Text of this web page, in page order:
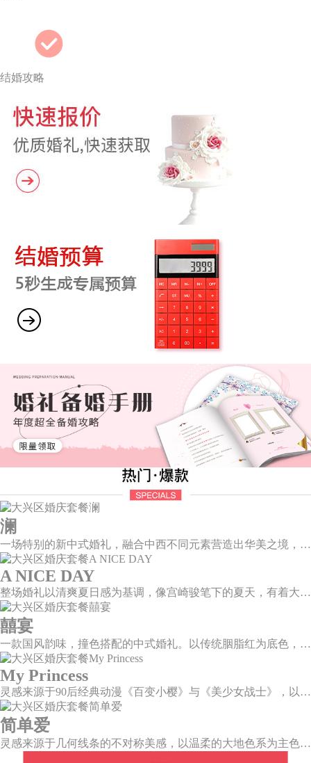
结婚攻略
澜
一场特别的新中式婚礼，融合中西不同元素营造出华美之境，有庄严浪漫的西式证婚，也有含蓄深情的中式感恩，从古典到现代，从前世到今生，爱，隽永铭刻。
A NICE DAY
整场婚礼以清爽夏日感为基调，像宫崎骏笔下的夏天，有着大朵大朵像棉花糖似的白云，有蔚蓝蔚蓝的天空和青绿青绿的草地，有着童话世界里干净纯洁的美好，有着日系画风下的治愈感。
囍宴
一款国风韵味，撞色搭配的中式婚礼。以传统胭脂红为底色，黛蓝色花鸟点缀其中，热情的红色和低调的古风书画色相辅相成。
My Princess
灵感来源于90后经典动漫《百变小樱》与《美少女战士》，以柔美梦幻的马卡龙色系为主色调，融合精灵萌宠与星星魔法阵等元素，为遗落凡间的公主搭建一个召唤王子的舞台。
简单爱
灵感来源于几何线条的不对称美感，以温柔的大地色系为主色调，空间上，利用几何线条进行完美切割，配以柔和色系的花艺点缀，构造了一个温馨柔和、清新复古的空间。